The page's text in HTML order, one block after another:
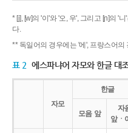
* [j], [w]의 '이'와 '오, 우', 그리고 [ɲ]의 '
다.
** 독일어의 경우에는 '에', 프랑스어의
표 2 에스파냐어 자모와 한글 대
자모
한글
모음 앞
자
앞ㆍ